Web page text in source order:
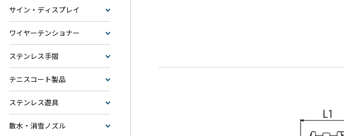
サイン・ディスプレイ
ワイヤーテンショナー
ステンレス手摺
テニスコート製品
ステンレス遊具
散水・消雪ノズル